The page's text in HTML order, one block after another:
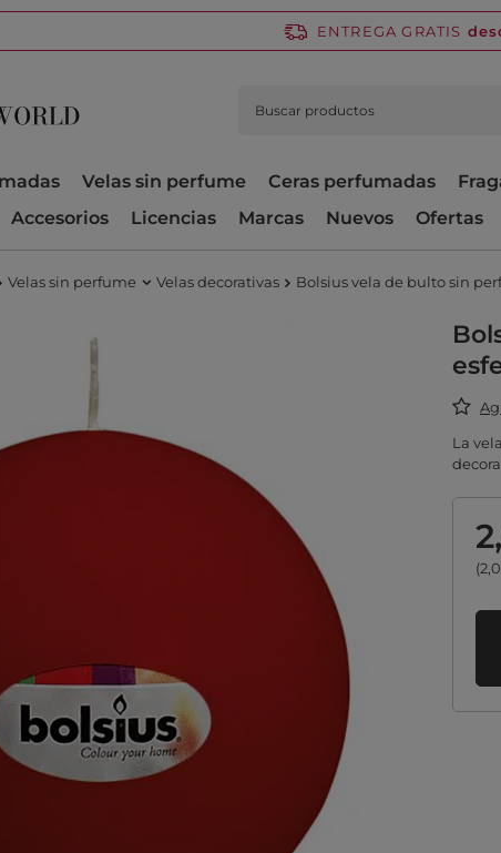
ENTREGA GRATIS
Velas sin perfume Ceras perfumadas
Accesorios Licencias Marcas Nuevos Ofertas
Velas sin perfume Velas decorativas Bolsius vela de bulto sin
La